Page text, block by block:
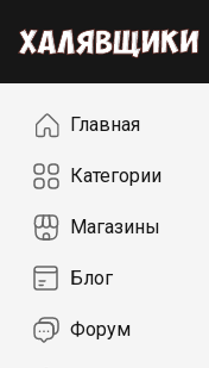
НавигацияГлавная
Категории
Магазины
Блог
Форум